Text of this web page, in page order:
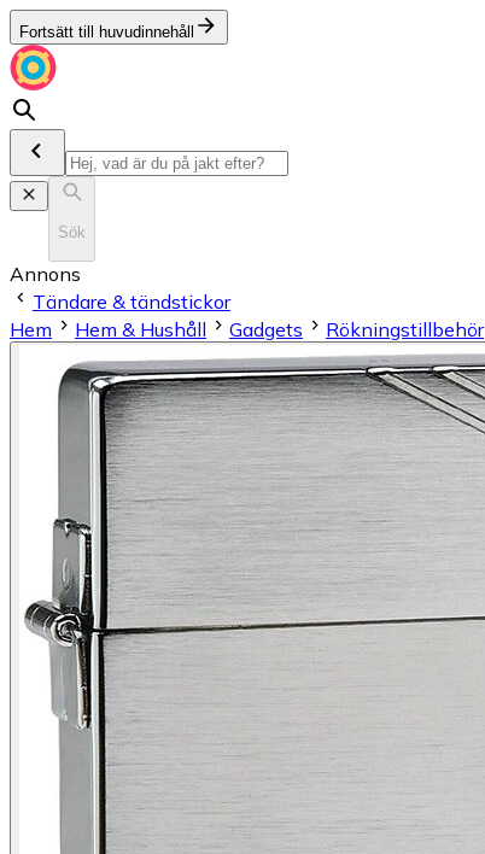
Fortsätt till huvudinnehåll
Sök
Annons
Tändare & tändstickor
Hem
Hem & Hushåll Gadgets Rökningstillbehör